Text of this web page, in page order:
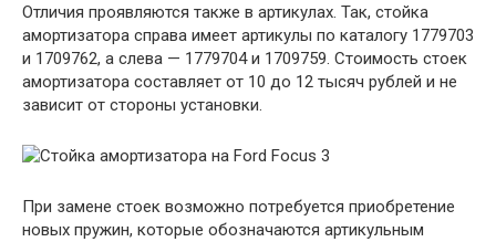
Отличия проявляются также в артикулах. Так, стойка
амортизатора справа имеет артикулы по каталогу 1779703
и 1709762, а слева — 1779704 и 1709759. Стоимость стоек
амортизатора составляет от 10 до 12 тысяч рублей и не
зависит от стороны установки.
При замене стоек возможно потребуется приобретение
новых пружин, которые обозначаются артикульным